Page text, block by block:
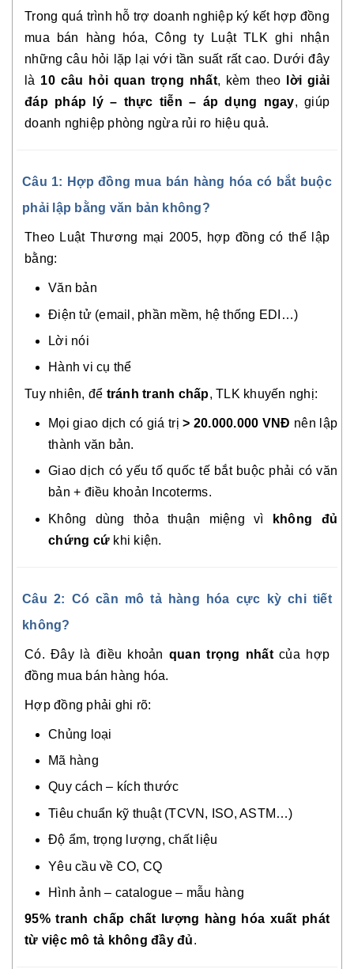
Trong quá trình hỗ trợ doanh nghiệp ký kết hợp đồng
mua bán hàng hóa, Công ty Luật TLK ghi nhận
những câu hỏi lặp lại với tần suất rất cao. Dưới đây
là 10 câu hỏi quan trọng nhất, kèm theo
lời giải
đáp pháp lý – thực tiễn – áp dụng ngay, giúp
doanh nghiệp phòng ngừa rủi ro hiệu quả.
Câu 1: Hợp đồng mua bán hàng hóa có bắt buộc
phải lập bằng văn bản không?
Theo Luật Thương mại 2005, hợp đồng có thể lập
bằng:
Văn bản
Điện tử (email, phần mềm, hệ thống EDI…)
Lời nói
Hành vi cụ thể
Tuy nhiên, để tránh tranh chấp, TLK khuyến nghị:
Mọi giao dịch có giá trị> 20.000.000 VNĐ nên lập
thành văn bản.
Giao dịch có yếu tố quốc tế bắt buộc phải có văn
bản + điều khoản Incoterms.
Không dùng thỏa thuận miệng vì
không đủ
chứng cứ khi kiện.
Câu 2: Có cần mô tả hàng hóa cực kỳ chi tiết
không?
Có. Đây là điều khoản quan trọng nhấtcủa hợp
đồng mua bán hàng hóa.
Hợp đồng phải ghi rõ:
Chủng loại
Mã hàng
Quy cách – kích thước
Tiêu chuẩn kỹ thuật (TCVN, ISO, ASTM…)
Độ ẩm, trọng lượng, chất liệu
Yêu cầu về CO, CQ
Hình ảnh – catalogue – mẫu hàng
95% tranh chấp chất lượng hàng hóa xuất phát
từ việc mô tả không đầy đủ.